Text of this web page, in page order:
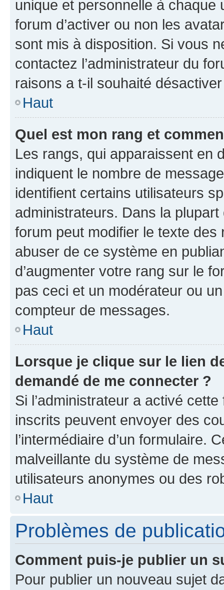
unique et personnelle à chaque
forum d’activer ou non les
sont mis à disposition. Si vous
contactez l’administrateur du
raisons a t-il souhaité
Haut
Quel est mon rang et
Les rangs, qui apparaissent en
indiquent le nombre de
identifient certains utilisateurs
administrateurs. Dans la
forum peut modifier le texte
abuser de ce système en
d’augmenter votre rang sur le
pas ceci et un modérateur ou
compteur de messages.
Haut
Lorsque je clique sur le lien
demandé de me connecter ?
Si l’administrateur a activé
inscrits peuvent envoyer des
l’intermédiaire d’un formulaire.
malveillante du système de
utilisateurs anonymes ou des
Haut
Problèmes de
Comment puis-je publier un
Pour publier un nouveau sujet